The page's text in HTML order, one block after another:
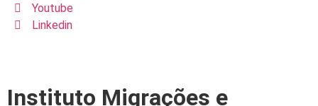
Youtube
Linkedin
Instituto Migrações e